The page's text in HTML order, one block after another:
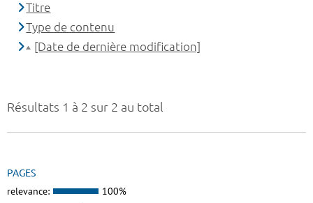
Résultats 1 à 2 sur 2 au total
PAGES
relevance: 100%
Titre
Type de contenu
[Date de dernière modification]